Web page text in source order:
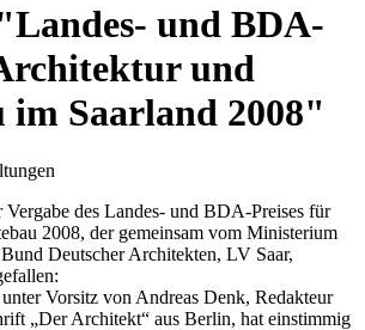
und BDA-
und
im Saarland 2008"
des Landes- und BDA-Preises für
2008, der gemeinsam vom Ministerium
Deutscher Architekten, LV Saar,
Vorsitz von Andreas Denk, Redakteur
„Der Architekt“ aus Berlin, hat einstimmig